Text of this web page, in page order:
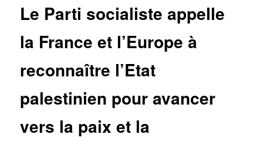
Le Parti socialiste appelle
la France et l’Europe à
reconnaître l’Etat
palestinien pour avancer
vers la paix et la